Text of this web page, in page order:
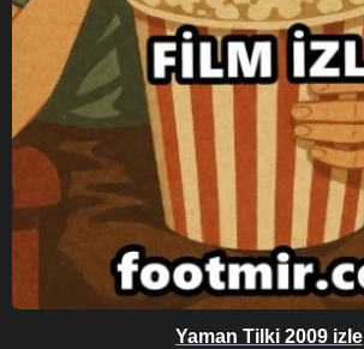
Yaman Tilki 2009 izle